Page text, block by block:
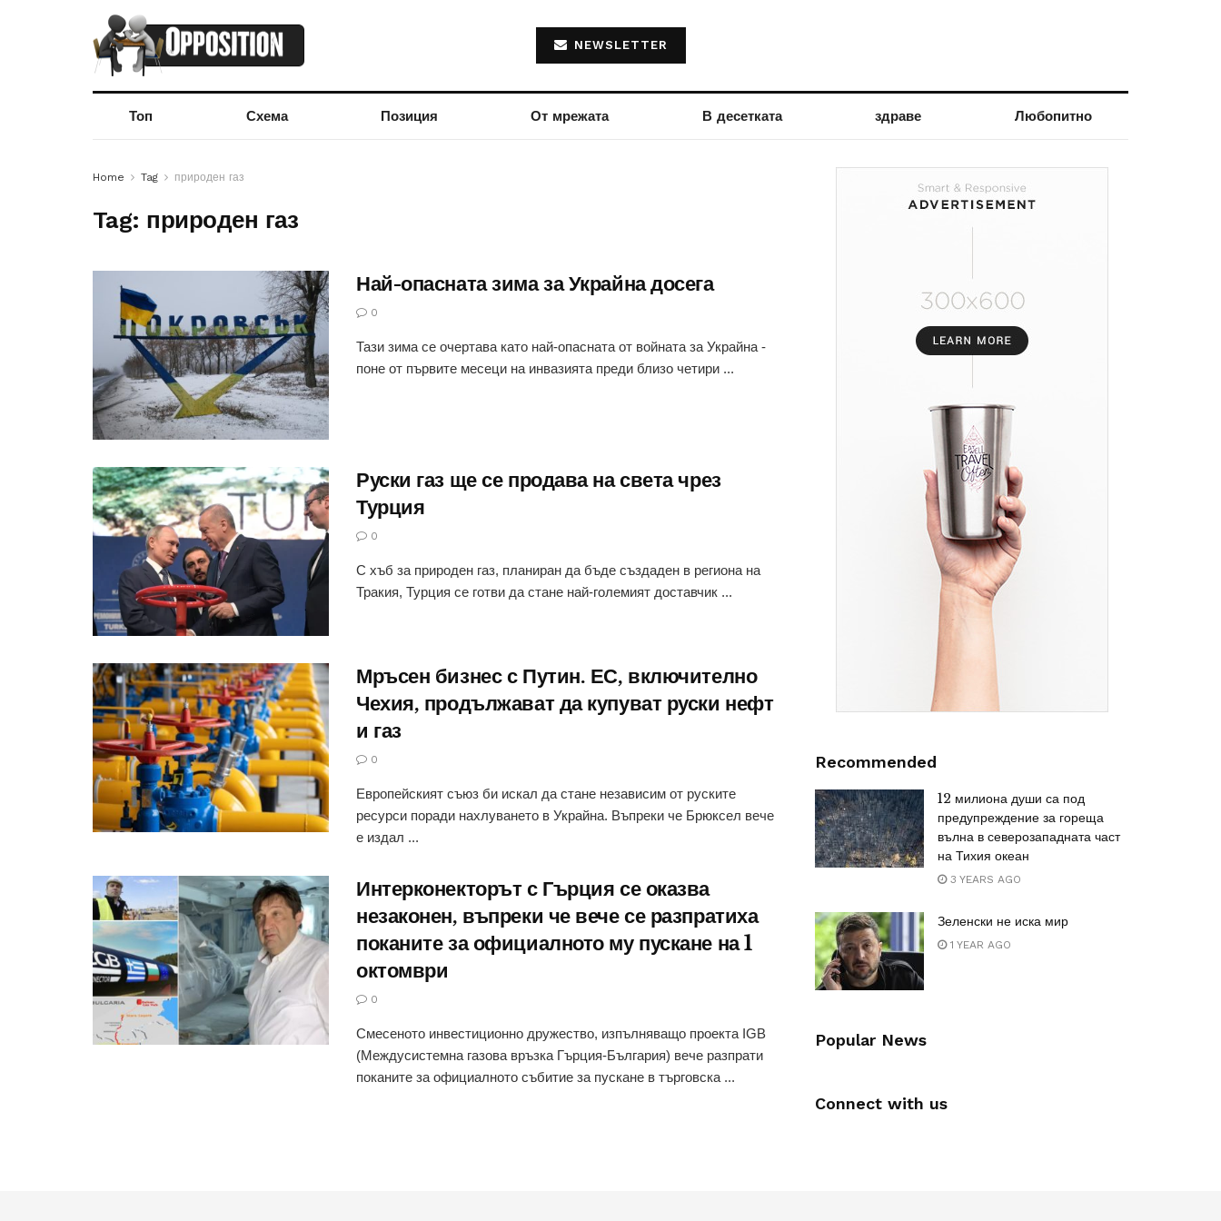
NEWSLETTER
Топ Схема Позиция От мрежата В десетката здраве Любопитно
Home Tag природен газ
Tag: природен газ
Най-опасната зима за Украйна досега
0
Тази зима се очертава като най-опасната от войната за Украйна -
поне от първите месеци на инвазията преди близо четири ...
Руски газ ще се продава на света чрез
Турция
0
С хъб за природен газ, планиран да бъде създаден в региона на
Тракия, Турция се готви да стане най-големият доставчик ...
Мръсен бизнес с Путин. ЕС, включително
Чехия, продължават да купуват руски нефт
и газ
0
Европейският съюз би искал да стане независим от руските
ресурси поради нахлуването в Украйна. Въпреки че Брюксел вече
е издал ...
Интерконекторът с Гърция се оказва
незаконен, въпреки че вече се разпратиха
поканите за официалното му пускане на 1
октомври
0
Смесеното инвестиционно дружество, изпълняващо проекта IGB
(Междусистемна газова връзка Гърция-България) вече разпрати
поканите за официалното събитие за пускане в търговска ...
Recommended
12 милиона души са под
предупреждение за гореща
вълна в северозападната част
на Тихия океан
3 YEARS AGO
Зеленски не иска мир
1 YEAR AGO
Popular News
Connect with us